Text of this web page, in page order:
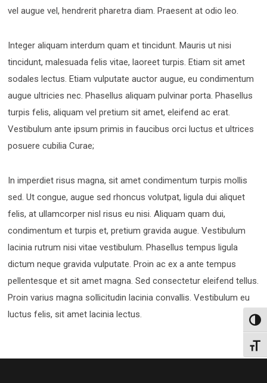
vel augue vel, hendrerit pharetra diam. Praesent at odio leo.
Integer aliquam interdum quam et tincidunt. Mauris ut nisi
tincidunt, malesuada felis vitae, laoreet turpis. Etiam sit amet
sodales lectus. Etiam vulputate auctor augue, eu condimentum
augue ultricies nec. Phasellus aliquam pulvinar porta. Phasellus
turpis felis, aliquam vel pretium sit amet, eleifend ac erat.
Vestibulum ante ipsum primis in faucibus orci luctus et ultrices
posuere cubilia Curae;
In imperdiet risus magna, sit amet condimentum turpis mollis
sed. Ut congue, augue sed rhoncus volutpat, ligula dui aliquet
felis, at ullamcorper nisl risus eu nisi. Aliquam quam dui,
condimentum et turpis et, pretium gravida augue. Vestibulum
lacinia rutrum nisi vitae vestibulum. Phasellus tempus ligula
dictum neque gravida vulputate. Proin ac ex a ante tempus
pellentesque et sit amet magna. Sed consectetur eleifend tellus.
Proin varius magna sollicitudin lacinia convallis. Vestibulum eu
luctus felis, sit amet lacinia lectus.